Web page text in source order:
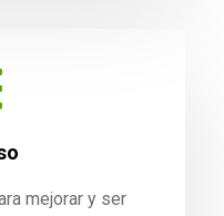
mejorar y ser